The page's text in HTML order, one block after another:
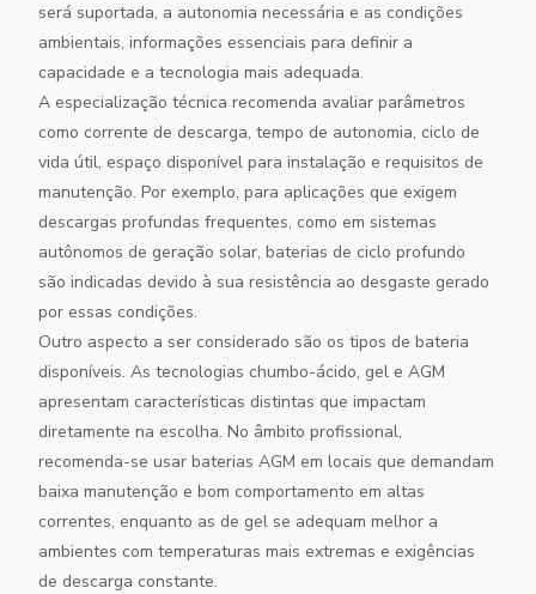
será suportada, a autonomia necessária e as condições
ambientais, informações essenciais para definir a
capacidade e a tecnologia mais adequada.
A especialização técnica recomenda avaliar parâmetros
como corrente de descarga, tempo de autonomia, ciclo de
vida útil, espaço disponível para instalação e requisitos de
manutenção. Por exemplo, para aplicações que exigem
descargas profundas frequentes, como em sistemas
autônomos de geração solar, baterias de ciclo profundo
são indicadas devido à sua resistência ao desgaste gerado
por essas condições.
Outro aspecto a ser considerado são os tipos de bateria
disponíveis. As tecnologias chumbo-ácido, gel e AGM
apresentam características distintas que impactam
diretamente na escolha. No âmbito profissional,
recomenda-se usar baterias AGM em locais que demandam
baixa manutenção e bom comportamento em altas
correntes, enquanto as de gel se adequam melhor a
ambientes com temperaturas mais extremas e exigências
de descarga constante.